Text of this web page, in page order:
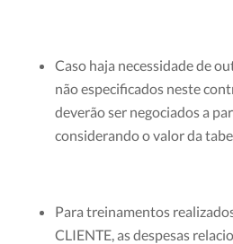
Caso haja necessidade de
não especificados neste
deverão ser negociados a
considerando o valor da
Para treinamentos
CLIENTE, as despesas